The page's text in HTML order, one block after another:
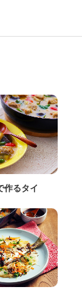
作るタイ